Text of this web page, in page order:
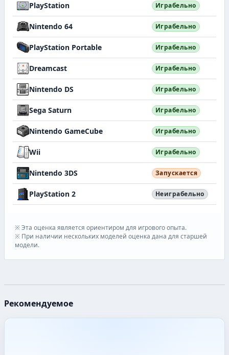
PlayStation Играбельно
Nintendo 64 Играбельно
PlayStation Portable Играбельно
Dreamcast Играбельно
Nintendo DS Играбельно
Sega Saturn Играбельно
Nintendo GameCube Играбельно
Wii Играбельно
Nintendo 3DS Запускается
PlayStation 2 Неиграбельно
※ Эта оценка является ориентиром для игрового опыта.
※ При наличии нескольких моделей оценка дана для старшей
модели.
Рекомендуемое